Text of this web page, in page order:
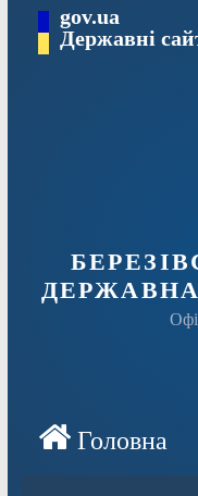
Перейтиgov.ua
Державні